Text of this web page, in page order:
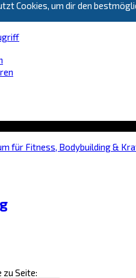
Cookies, um dir den
für Fitness, Bodybuilding &
zu Seite: